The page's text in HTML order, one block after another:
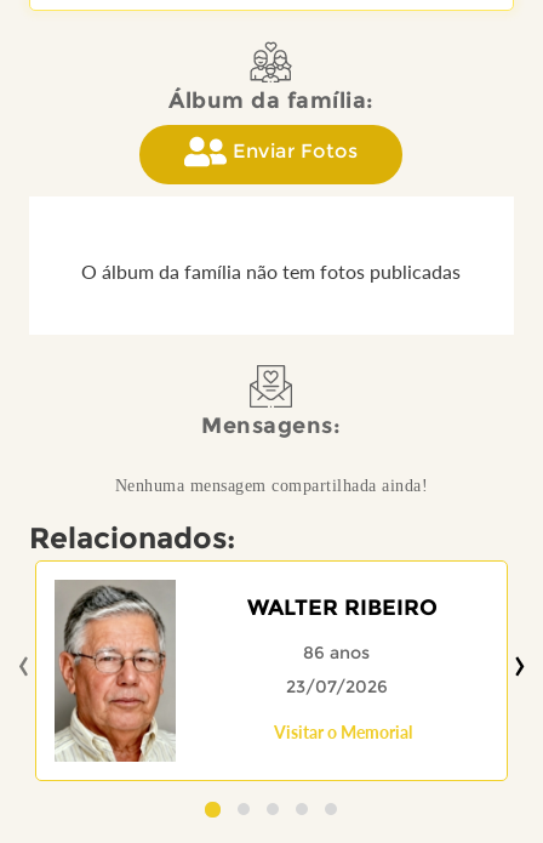
Álbum da família:
Enviar Fotos
O álbum da família não tem fotos publicadas
Mensagens:
Nenhuma mensagem compartilhada ainda!
Relacionados:
WALTER RIBEIRO
86 anos
23/07/2026
Visitar o Memorial
‹ ›